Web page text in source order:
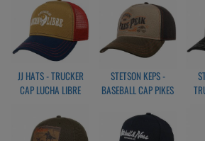
JJ HATS - TRUCKER
CAP LUCHA LIBRE
STETSON KEPS -
BASEBALL CAP PIKES